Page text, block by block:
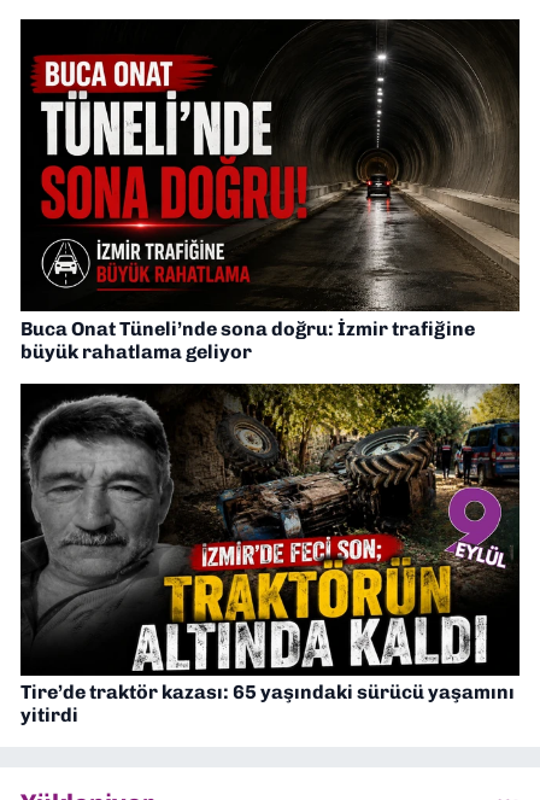
Buca Onat Tüneli’nde sona doğru: İzmir trafiğine
büyük rahatlama geliyor
Tire’de traktör kazası: 65 yaşındaki sürücü yaşamını
yitirdi